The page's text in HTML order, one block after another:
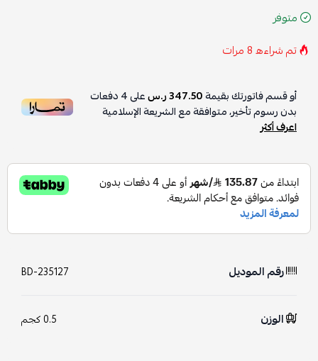
متوفر
تم شراءه8مرات
أو قسم فاتورتك بقيمة347.50 ر.س على4دفعات
بدون رسوم تأخير، متوافقة مع الشريعة الإسلامية
اعرف أكثر
رقم الموديل BD-235127
الوزن 0.5 كجم